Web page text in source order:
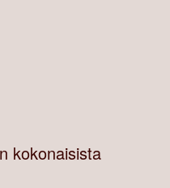
kokonaisista